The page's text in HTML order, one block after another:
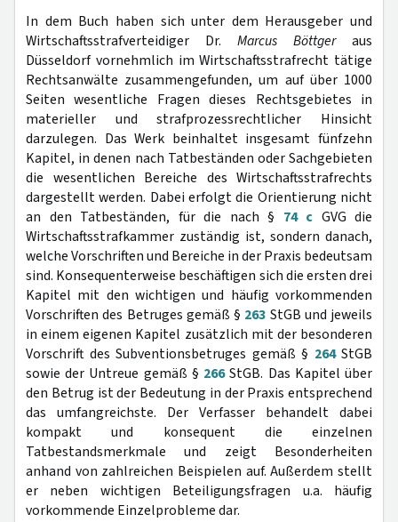
In dem Buch haben sich unter dem Herausgeber und
Wirtschaftsstrafverteidiger Dr. Marcus Böttgeraus
Düsseldorf vornehmlich im Wirtschaftsstrafrecht tätige
Rechtsanwälte zusammengefunden, um auf über 1000
Seiten wesentliche Fragen dieses Rechtsgebietes in
materieller und strafprozessrechtlicher Hinsicht
darzulegen. Das Werk beinhaltet insgesamt fünfzehn
Kapitel, in denen nach Tatbeständen oder Sachgebieten
die wesentlichen Bereiche des Wirtschaftsstrafrechts
dargestellt werden. Dabei erfolgt die Orientierung nicht
an den Tatbeständen, für die nach § 74 c GVG die
Wirtschaftsstrafkammer zuständig ist, sondern danach,
welche Vorschriften und Bereiche in der Praxis bedeutsam
sind. Konsequenterweise beschäftigen sich die ersten drei
Kapitel mit den wichtigen und häufig vorkommenden
Vorschriften des Betruges gemäß § 263 StGB und jeweils
in einem eigenen Kapitel zusätzlich mit der besonderen
Vorschrift des Subventionsbetruges gemäß § 264StGB
sowie der Untreue gemäß § 266StGB. Das Kapitel über
den Betrug ist der Bedeutung in der Praxis entsprechend
das umfangreichste. Der Verfasser behandelt dabei
kompakt und konsequent die einzelnen
Tatbestandsmerkmale und zeigt Besonderheiten
anhand von zahlreichen Beispielen auf. Außerdem stellt
er neben wichtigen Beteiligungsfragen u.a. häufig
vorkommende Einzelprobleme dar.